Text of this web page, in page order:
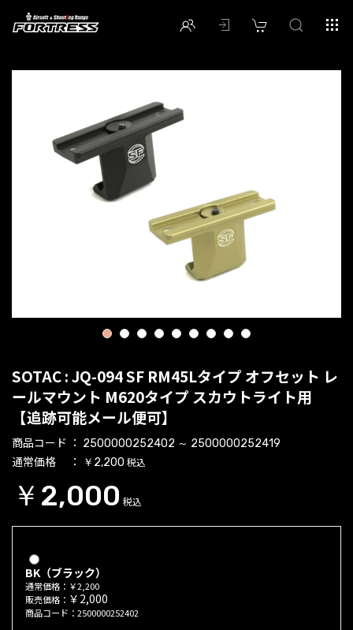
1 2 3 4 5 6 7 8 9
SOTAC : JQ-094 SF RM45Lタイプ オフセット レ
ールマウント M620タイプ スカウトライト用
【追跡可能メール便可】
商品コード 2500000252402 ～ 2500000252419
通常価格 ￥2,200 税込
￥2,000 税込
BK（ブラック）
通常価格：￥2,200
販売価格： ￥2,000
商品コード：2500000252402